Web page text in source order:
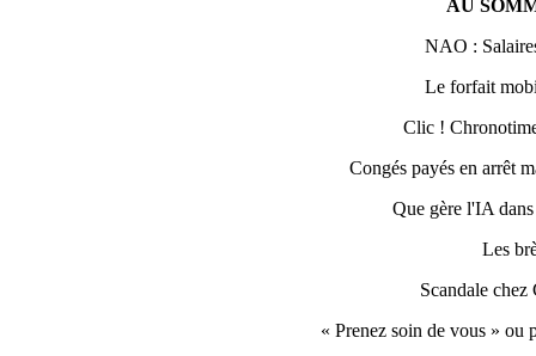
AU
NAO :
Le forfait
Clic !
Congés payés en arrêt
Que gère l'IA dans
Les
Scandale
« Prenez soin de vous » ou